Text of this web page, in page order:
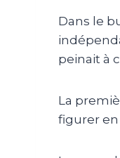
Dans le
peinait à
La
figurer en